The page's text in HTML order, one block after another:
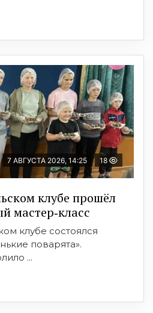
7 АВГУСТА 2026, 14:25 18
клубе прошёл
мастер‑класс
клубе состоялся
поварята».
...